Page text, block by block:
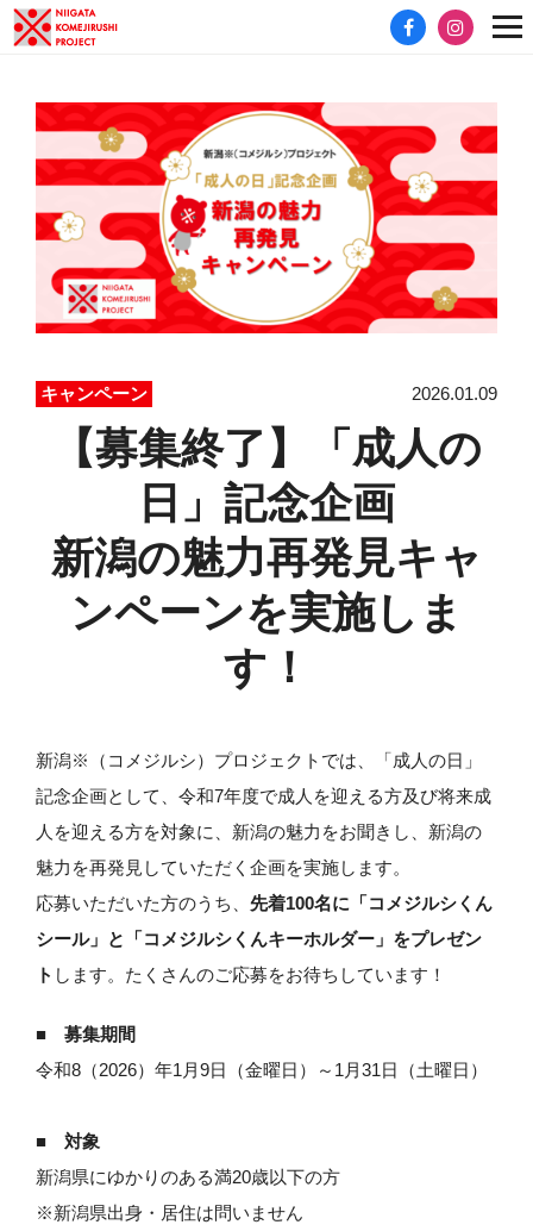
キャンペーン 2026.01.09
【募集終了】「成人の
日」記念企画
新潟の魅力再発見キャ
ンペーンを実施しま
す！
新潟※（コメジルシ）プロジェクトでは、「成人の日」
記念企画として、令和7年度で成人を迎える方及び将来成
人を迎える方を対象に、新潟の魅力をお聞きし、新潟の
魅力を再発見していただく企画を実施します。
応募いただいた方のうち、 先着100名に「コメジルシくん
シール」と「コメジルシくんキーホルダー」をプレゼン
ト します。たくさんのご応募をお待ちしています！
■ 募集期間
令和8（2026）年1月9日（金曜日）～1月31日（土曜日）
■ 対象
新潟県にゆかりのある満20歳以下の方
※新潟県出身・居住は問いません